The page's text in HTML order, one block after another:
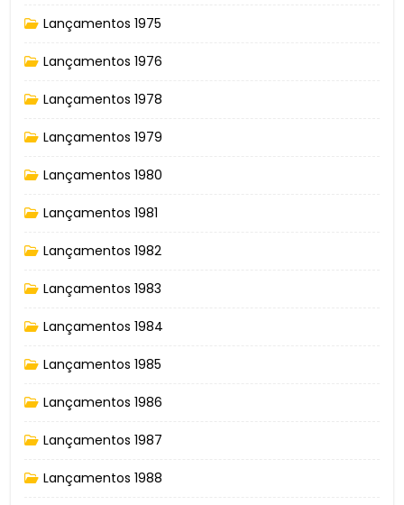
Lançamentos 1975
Lançamentos 1976
Lançamentos 1978
Lançamentos 1979
Lançamentos 1980
Lançamentos 1981
Lançamentos 1982
Lançamentos 1983
Lançamentos 1984
Lançamentos 1985
Lançamentos 1986
Lançamentos 1987
Lançamentos 1988